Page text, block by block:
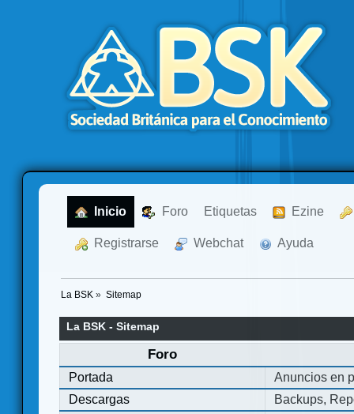
Inicio Foro Etiquetas Ezine
Registrarse Webchat Ayuda
La BSK » Sitemap
La BSK - Sitemap
Foro
Portada
Anuncios en
Descargas
Backups,